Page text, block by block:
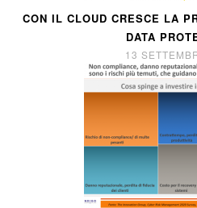
CON IL CLOUD CRESCE LA
DATA
13